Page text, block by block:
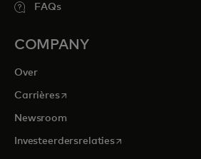
FAQs
COMPANY
Over
Carrièresopens in a new tab
Newsroom
Investeerdersrelatiesopens in a new tab